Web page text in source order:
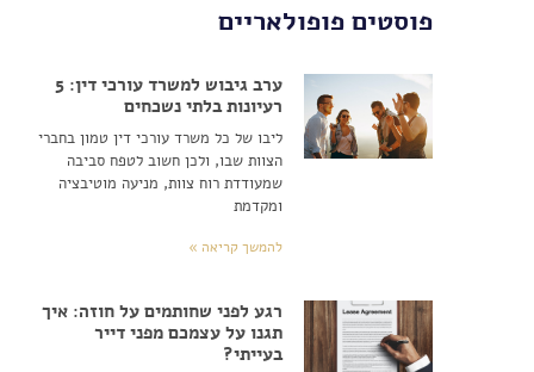
פוסטים פופולאריים
ערב גיבוש למשרד עורכי דין: 5
רעיונות בלתי נשכחים
ליבו של כל משרד עורכי דין טמון בחברי
הצוות שבו, ולכן חשוב לטפח סביבה
שמעודדת רוח צוות, מניעה מוטיבציה
ומקדמת
להמשך קריאה »
רגע לפני שחותמים על חוזה: איך
תגנו על עצמכם מפני דייר
בעייתי?